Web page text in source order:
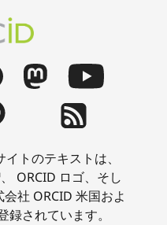
トのテキストは、
ORCID ロゴ、そし
社 ORCID 米国およ
されています。